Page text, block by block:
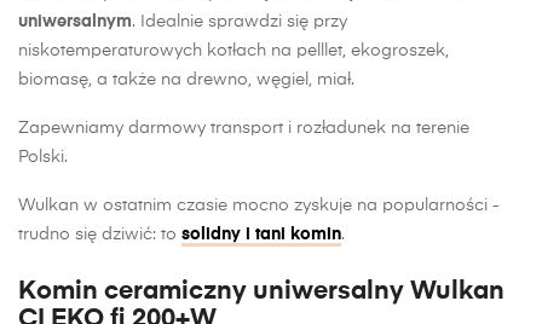
uniwersalnym. Idealnie sprawdzi się przy
niskotemperaturowych kotłach na pelllet, ekogroszek,
biomasę, a także na drewno, węgiel, miał.
Zapewniamy darmowy transport i rozładunek na terenie
Polski.
Wulkan w ostatnim czasie mocno zyskuje na popularności -
trudno się dziwić: to solidny i tani komin.
Komin ceramiczny uniwersalny Wulkan